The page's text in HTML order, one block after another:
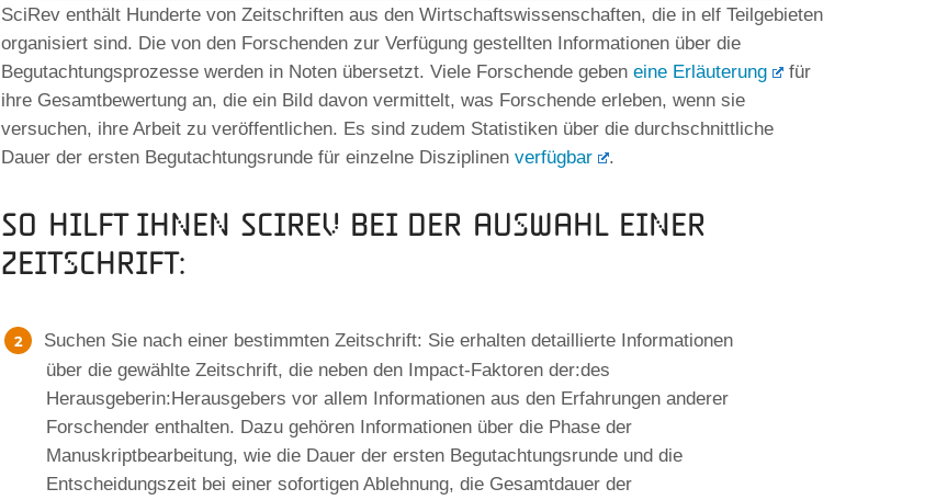
SciRev enthält Hunderte von Zeitschriften aus den Wirtschaftswissenschaften, die in elf Teilgebieten
organisiert sind. Die von den Forschenden zur Verfügung gestellten Informationen über die
Begutachtungsprozesse werden in Noten übersetzt. Viele Forschende geben eine Erläuterung
für
ihre Gesamtbewertung an, die ein Bild davon vermittelt, was Forschende erleben, wenn sie
versuchen, ihre Arbeit zu veröffentlichen. Es sind zudem Statistiken über die durchschnittliche
Dauer der ersten Begutachtungsrunde für einzelne Disziplinen verfügbar .
So hilft Ihnen SciRev bei der Auswahl einer
Zeitschrift:
Suchen Sie nach einer bestimmten Zeitschrift: Sie erhalten detaillierte Informationen
über die gewählte Zeitschrift, die neben den Impact-Faktoren der:des
Herausgeberin:Herausgebers vor allem Informationen aus den Erfahrungen anderer
Forschender enthalten. Dazu gehören Informationen über die Phase der
Manuskriptbearbeitung, wie die Dauer der ersten Begutachtungsrunde und die
Entscheidungszeit bei einer sofortigen Ablehnung, die Gesamtdauer der